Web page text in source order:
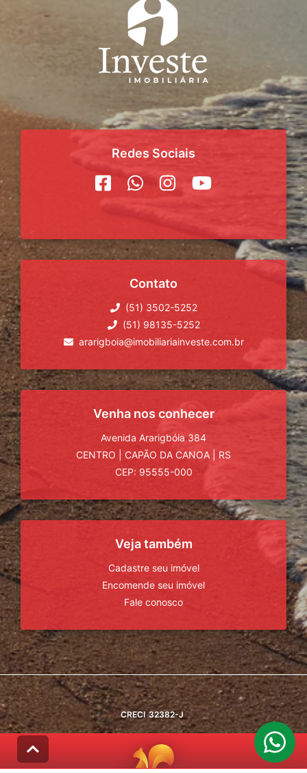
Redes Sociais
Contato
(51) 3502-5252
(51) 98135-5252
ararigboia@imobiliariainveste.com.br
Venha nos conhecer
Avenida Ararigbóia 384
CENTRO
CAPÃO DA CANOA
RS
CEP: 95555-000
Veja também
Cadastre seu imóvel
Encomende seu imóvel
Fale conosco
CRECI 32382-J